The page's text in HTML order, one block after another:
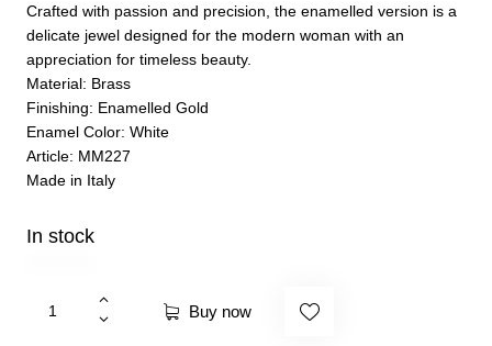
Crafted with passion and precision, the enamelled version is a
delicate jewel designed for the modern woman with an
appreciation for timeless beauty.
Material: Brass
Finishing: Enamelled Gold
Enamel Color: White
Article: MM227
Made in Italy
In stock
Buy now